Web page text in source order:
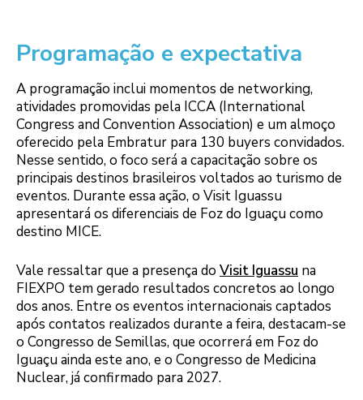
Programação e expectativa
A programação inclui momentos de networking,
atividades promovidas pela ICCA (International
Congress and Convention Association) e um almoço
oferecido pela Embratur para 130 buyers convidados.
Nesse sentido, o foco será a capacitação sobre os
principais destinos brasileiros voltados ao turismo de
eventos. Durante essa ação, o Visit Iguassu
apresentará os diferenciais de Foz do Iguaçu como
destino MICE.
Vale ressaltar que a presença do Visit Iguassu na
FIEXPO tem gerado resultados concretos ao longo
dos anos. Entre os eventos internacionais captados
após contatos realizados durante a feira, destacam-se
o Congresso de Semillas, que ocorrerá em Foz do
Iguaçu ainda este ano, e o Congresso de Medicina
Nuclear, já confirmado para 2027.